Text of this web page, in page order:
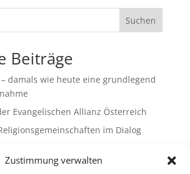
Zustimmung verwalten
Suchen
Beiträge
damals wie heute eine grundlegend
Evangelischen Allianz Österreich
im Dialog
in Österreich